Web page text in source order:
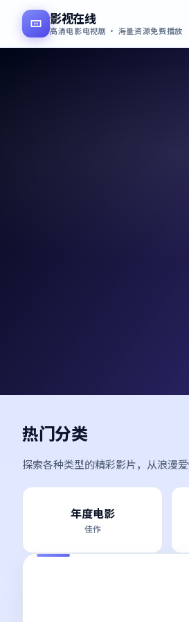
影视在线
高清电影电视剧 · 海量资源免费播放
热门分类
探索各种类型的精彩影片，从浪漫
年度电影
佳作